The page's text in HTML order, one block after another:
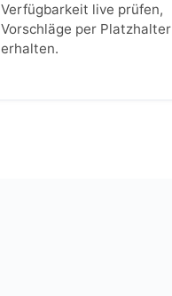
Verfügbarkeit live prüfen,
Vorschläge per Platzhalter
erhalten.